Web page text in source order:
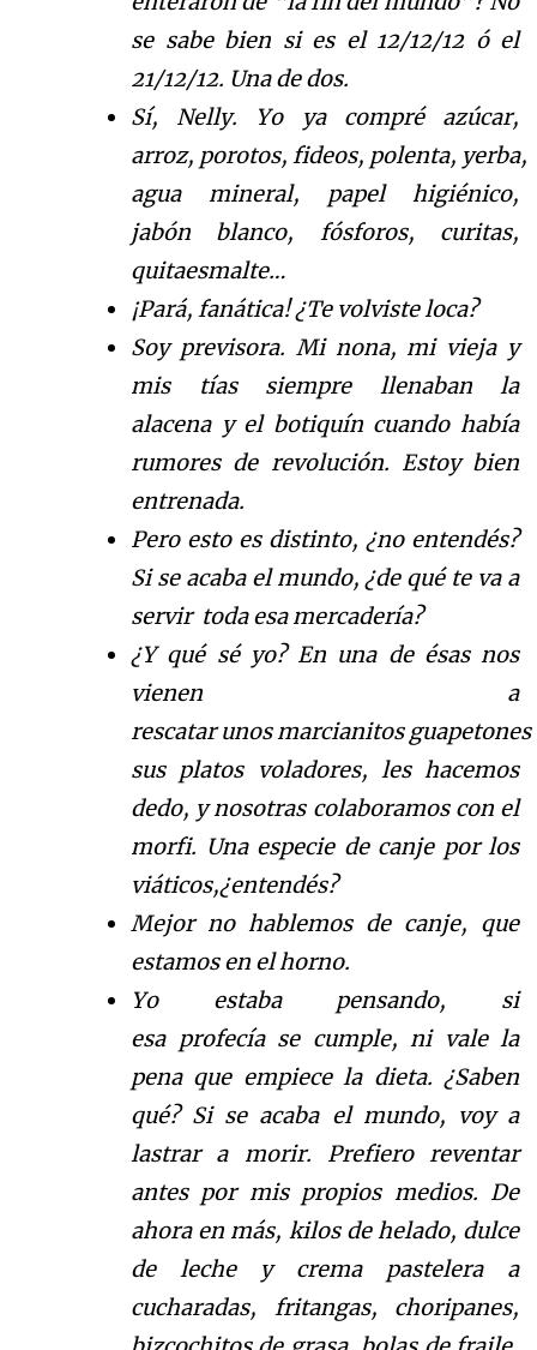
se sabe bien si es el 12/12/12 ó el
21/12/12. Una de dos.
Sí, Nelly. Yo ya compré azúcar,
arroz, porotos, fideos, polenta, yerba,
agua mineral, papel higiénico,
jabón blanco, fósforos, curitas,
quitaesmalte…
¡Pará, fanática!¿Te volviste loca?
Soy previsora. Mi nona, mi vieja y
mis tíassiempre llenabanla
alacenay el botiquíncuando había
rumores de revolución. Estoy bien
entrenada.
Pero esto es distinto, ¿no entendés?
Si se acaba el mundo,¿de qué te va a
servir toda esa mercadería?
¿Y quéséyo? En una de ésasnos
vienen a
rescatarunosmarcianitosguapetones
sus platos voladores, les hacemos
dedo, ynosotras colaboramos con el
morfi. Una especie de canje por los
viáticos,¿entendés?
Mejor no hablemos de canje, que
estamos en el horno.
Yo estaba pensando, si
esaprofecíase cumple, ni vale la
pena que empiece ladieta. ¿Saben
qué?Si se acaba el mundo, voy a
lastrar a morir. Prefiero reventar
antes por mis propios medios. De
ahora en más, kilos de helado, dulce
de lechey crema pasteleraa
cucharadas, fritangas, choripanes,